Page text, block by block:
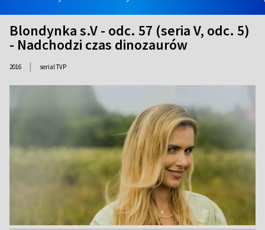
Blondynka s.V - odc. 57 (seria V, odc. 5)
- Nadchodzi czas dinozaurów
2016 | serial TVP